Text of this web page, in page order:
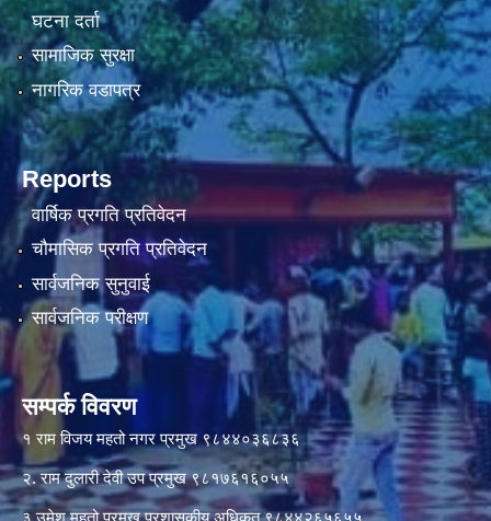
घटना दर्ता
सामाजिक सुरक्षा
नागरिक वडापत्र
Reports
वार्षिक प्रगति प्रतिवेदन
चौमासिक प्रगति प्रतिवेदन
सार्वजनिक सुनुवाई
सार्वजनिक परीक्षण
सम्पर्क विवरण
१ राम विजय महतो नगर प्रमुख ९८४४०३६८३६
२. राम दुलारी देवी उप प्रमुख ९८१७६१६०५५